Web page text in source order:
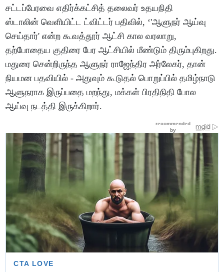
சட்டப்பேரவை எதிர்க்கட்சித் தலைவர் உதயநிதி
ஸ்டாலின் வெளியிட்ட ட்விட்டர் பதிவில், ‘'ஆளுநர் ஆய்வு
செய்தார்' என்ற கூவத்தூர் ஆட்சி கால வரலாறு,
தற்போதைய குதிரை பேர ஆட்சியில் மீண்டும் திரும்புகிறது.
மதுரை சென்றிருந்த ஆளுநர் ராஜேந்திர அர்லேகர், தான்
நியமன பதவியில் - அதுவும் கூடுதல் பொறுப்பில் தமிழ்நாடு
ஆளுநராக இருப்பதை மறந்து, மக்கள் பிரதிநிதி போல
ஆய்வு நடத்தி இருக்கிறார்.